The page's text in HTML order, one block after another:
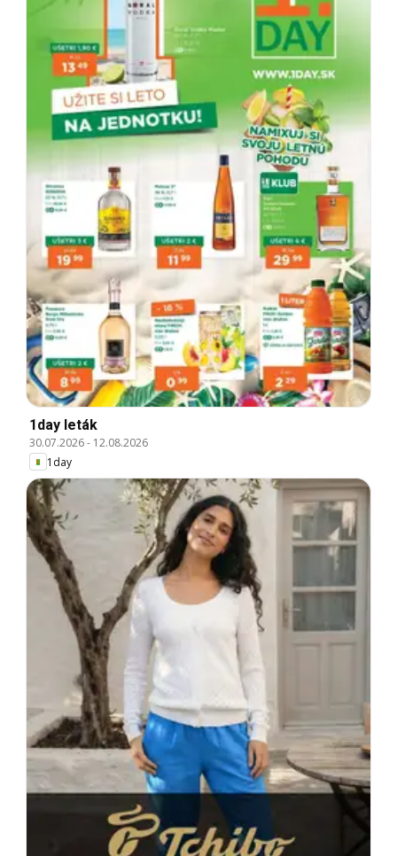
1day leták
30.07.2026- 12.08.2026
1day